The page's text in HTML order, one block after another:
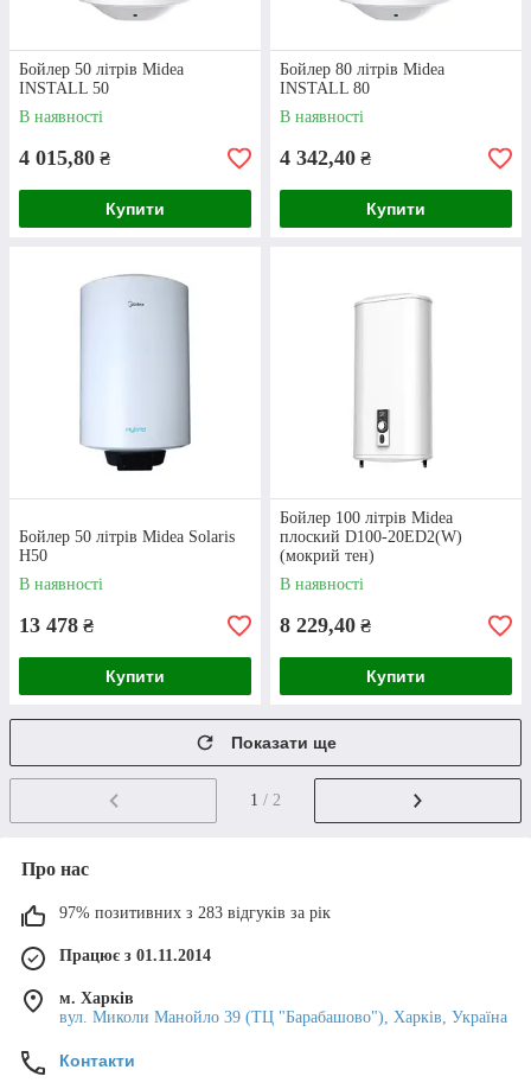
Пiдтвердження
та перевірки даних для її відправки.
Оплата
Ви можете внести кошти за проточний
пошті. У другому випадку потрібна
Доставка
Відправляємоводонагрівачі ARTI
Нова пошта. Для мешканців Харкова доступна
опція самовивезення.
Бойлер 50 літрів Midea
INSTALL 50
В наявності
4 015,80 ₴
Купити
Бойлер 80 літрів Midea
INSTALL 80
В наявності
4 342,40 ₴
Купити
Бойлер 50 літрів Midea Solaris
H50
В наявності
13 478 ₴
Купити
Бойлер 100 літрів Midea
плоский D100-20ED2(W)
(мокрий тен)
В наявності
8 229,40 ₴
Купити
Показати ще
1 / 2
Про нас
97% позитивних з 283 відгуків за рік
Працює з 01.11.2014
м. Харків
вул. Миколи Манойло 39 (ТЦ "Барабашово"), Харків, Україна
Контакти